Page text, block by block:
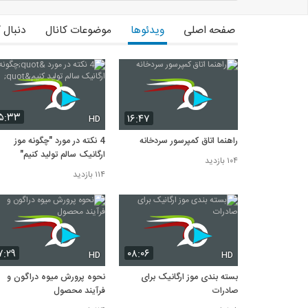
صفحه اصلی ویدئوها موضوعات کانال
۱۶:۴۷
راهنما اتاق کمپرسور سردخانه
۱۰۴ بازدید
HD
4 نکته در مورد "چگونه موز
ارگانیک سالم تولید کنیم"
۱۱۴ بازدید
۰۸:۰۶ HD
بسته بندی موز ارگانیک برای
صادرات
HD
نحوه پرورش میوه دراگون و
فرآیند محصول